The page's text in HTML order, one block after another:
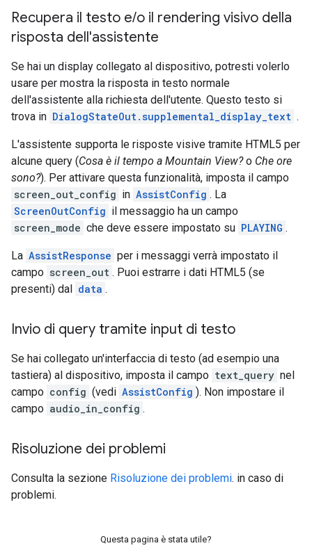
Recupera il testo e/o il rendering visivo della
risposta dell'assistente
Se hai un display collegato al dispositivo, potresti volerlo
usare per mostra la risposta in testo normale
dell'assistente alla richiesta dell'utente. Questo testo si
trova in DialogStateOut.supplemental_display_text .
L'assistente supporta le risposte visive tramite HTML5 per
alcune query (Cosa è il tempo a Mountain View?o Che ore
sono?). Per attivare questa funzionalità, imposta il campo
screen_out_config in AssistConfig . La
ScreenOutConfig il messaggio ha un campo
screen_mode che deve essere impostato su PLAYING .
La AssistResponse per i messaggi verrà impostato il
campo screen_out . Puoi estrarre i dati HTML5 (se
presenti) dal data .
Invio di query tramite input di testo
Se hai collegato un'interfaccia di testo (ad esempio una
tastiera) al dispositivo, imposta il campo text_query nel
campo config (vedi AssistConfig ). Non impostare il
campo audio_in_config .
Risoluzione dei problemi
Consulta la sezione Risoluzione dei problemi. in caso di
problemi.
Questa pagina è stata utile?